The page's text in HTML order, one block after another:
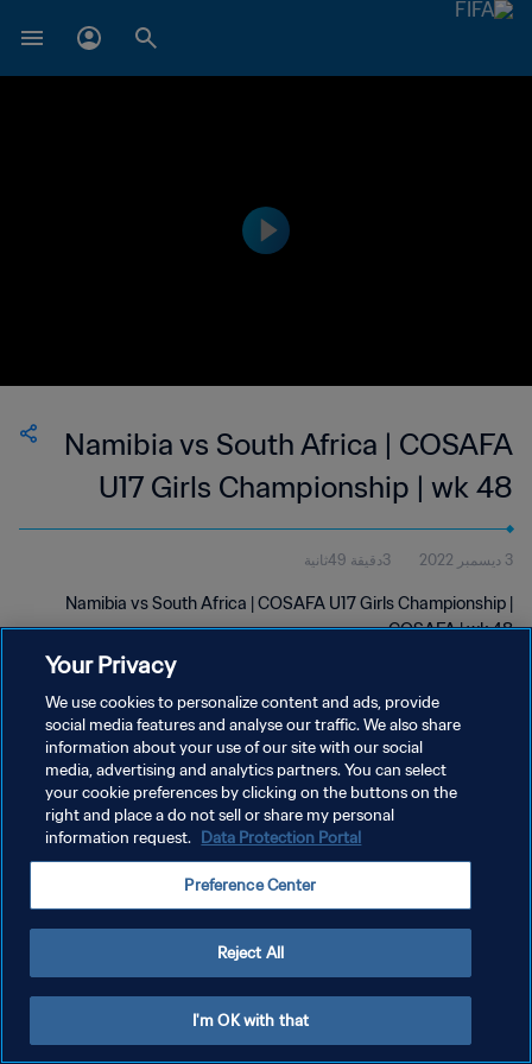
Namibia vs South Africa | COSAFA
U17 Girls Championship | wk 48
3 ديسمبر 2022 3دقيقة 49ثانية
Namibia vs South Africa | COSAFA U17 Girls Championship |
COSAFA | wk 48
سياسة الخصوصية
إدارة تفضيلات ملفات تعريف الارتباط
Your Privacy
We use cookies to personalize content and ads, provide
social media features and analyse our traffic. We also share
information about your use of our site with our social
media, advertising and analytics partners. You can select
your cookie preferences by clicking on the buttons on the
right and place a do not sell or share my personal
information request. Data Protection Portal
Preference Center
Reject All
I'm OK with that